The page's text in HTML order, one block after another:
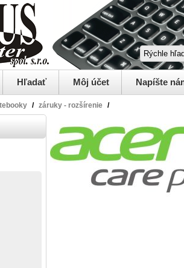
Hľadať Môj účet Napíšte
/ záruky - rozšírenie /